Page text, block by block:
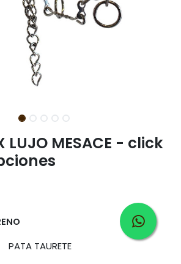
LUJO MESACE - click
PATA TAURETE